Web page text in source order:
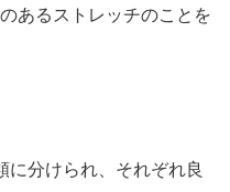
あるストレッチのことを
に分けられ、それぞれ良